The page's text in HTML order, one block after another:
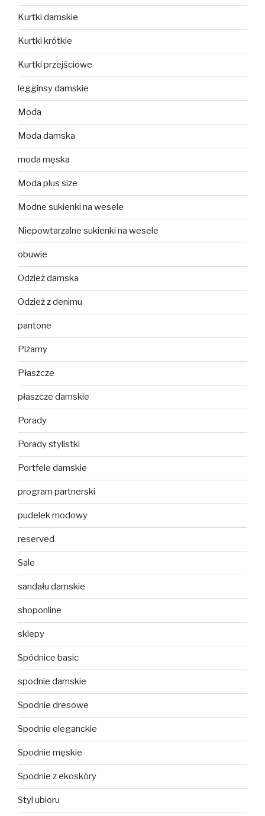
Kurtki damskie
Kurtki krótkie
Kurtki przejściowe
legginsy damskie
Moda
Moda damska
moda męska
Moda plus size
Modne sukienki na wesele
Niepowtarzalne sukienki na wesele
obuwie
Odzież damska
Odzież z denimu
pantone
Piżamy
Płaszcze
płaszcze damskie
Porady
Porady stylistki
Portfele damskie
program partnerski
pudelek modowy
reserved
Sale
sandału damskie
shoponline
sklepy
Spódnice basic
spodnie damskie
Spodnie dresowe
Spodnie eleganckie
Spodnie męskie
Spodnie z ekoskóry
Styl ubioru